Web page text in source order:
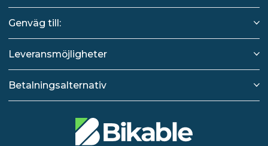
Genväg till:
Leveransmöjligheter
Betalningsalternativ